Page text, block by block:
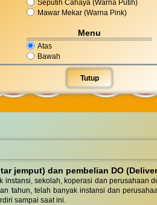
Seputih Cahaya (Warna Putih)
Mawar Mekar (Warna Pink)
Menu
Atas
Bawah
Tutup
jemput) dan pembelian DO
sekolah, koperasi dan perusahaan
tahun, telah banyak instansi dan
sampai saat ini.